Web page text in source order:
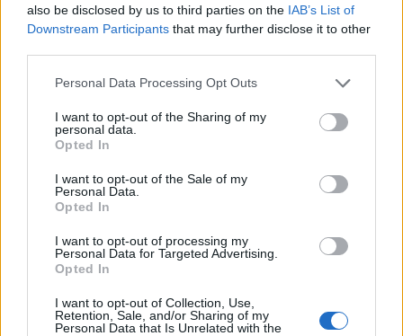
also be disclosed by us to third parties on the IAB’s List of
Downstream Participants that may further disclose it to other
Please note that this website/app uses one or more Google
not limited to your visit or usage behaviour. You may click to
grant or deny consent to Google and its third-party tags to
use your data for below specified purposes in below Google
consent section.
Personal Data Processing Opt Outs
I want to opt-out of the Sharing of my
personal data.
Opted In
I want to opt-out of the Sale of my
Personal Data.
Opted In
I want to opt-out of processing my
Personal Data for Targeted Advertising.
Opted In
I want to opt-out of Collection, Use,
Retention, Sale, and/or Sharing of my
Personal Data that Is Unrelated with the
আমাদের শরীরকে সুরক্ষা দেয়। গবেষণায় দেখা গেছে যে প্রচুর
পরিমাণে ক্রুসিফেরাস সবজি খাওয়া, যেমন লাল বাঁধাকপি,
এই যৌগগুলি ক্যান্সার কোষের বৃদ্ধি বন্ধ করতে এবং
খাবারে লাল বাঁধাকপি যোগ করলে তা তাদের আরও ভালো
করে তুলতে পারে এবং আপনাকে সুস্থ রাখতে সাহায্য করতে
উপায়।
হজমের স্বাস্থ্য বৃদ্ধি করা
কারণ এটি ফাইবারে ভরপুর। এটি খাওয়া সত্যিই আপনার
অন্ত্রের জন্য উপকারী। এতে দ্রবণীয় এবং অদ্রবণীয় উভয়